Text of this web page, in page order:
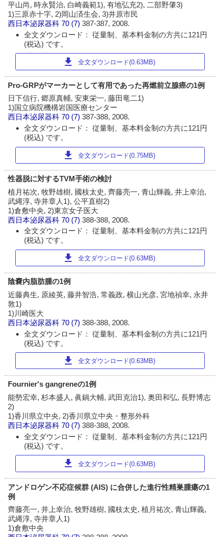
平山尚, 時永賢治, 白崎義範1), 有地弘充2), 二部野肇3)
1)三原赤十字, 2)岡山済生会, 3)井原市民
西日本泌尿器科 70 (7)387-387, 2008.
全文ダウンロード： 従量制、基本料金制の方共に121円
(税込) です。
download 全文ダウンロード(0.63MB)
Pro-GRPがマーカーとして有用であった再燃前立腺癌の1例
日下信行, 郷原真輔, 安東栄一, 藤田竜二1)
1)国立病院機構岩国医療センター
西日本泌尿器科 70 (7)387-388, 2008.
全文ダウンロード： 従量制、基本料金制の方共に121円
(税込) です。
download 全文ダウンロード(0.75MB)
性器脱に対するTVM手術の検討
植月祐次, 牧野雄樹, 國枝太史, 齊藤亮一, 青山輝義, 井上幸治,
武縄淳, 寺井章人1), 公平直樹2)
1)倉敷中央, 2)東京女子医大
西日本泌尿器科 70 (7)388-388, 2008.
全文ダウンロード： 従量制、基本料金制の方共に121円
(税込) です。
download 全文ダウンロード(0.63MB)
陰嚢内脂肪腫の1例
近藤典生, 原綾英, 藤井智浩, 常義政, 横山光彦, 宮地禎幸, 永井
敦1)
1)川崎医大
西日本泌尿器科 70 (7)388-388, 2008.
全文ダウンロード： 従量制、基本料金制の方共に121円
(税込) です。
download 全文ダウンロード(0.63MB)
Fournier's gangreneの1例
能勢宏幸, 杉本盛人, 眞鍋大輔, 武田克治1), 奥田和弘, 長野博志
2)
1)香川県立中央, 2)香川県立中央・整形外科
西日本泌尿器科 70 (7)388-388, 2008.
全文ダウンロード： 従量制、基本料金制の方共に121円
(税込) です。
download 全文ダウンロード(0.63MB)
アンドロゲン不応症候群 (AIS) に合併した進行性精巣腫瘍の1
例
齊藤亮一, 井上幸治, 牧野雄樹, 國枝太史, 植月祐次, 青山輝義,
武縄淳, 寺井章人1)
1)倉敷中央